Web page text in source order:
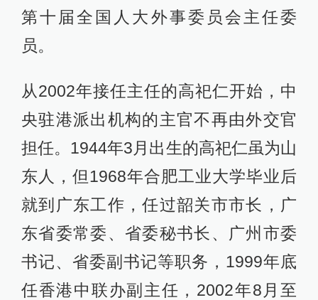
第十届全国人大外事委员会主任委
员。
从2002年接任主任的高祀仁开始，中
央驻港派出机构的主官不再由外交官
担任。1944年3月出生的高祀仁虽为山
东人，但1968年合肥工业大学毕业后
就到广东工作，任过韶关市市长，广
东省委常委、省委秘书长、广州市委
书记、省委副书记等职务，1999年底
任香港中联办副主任，2002年8月至